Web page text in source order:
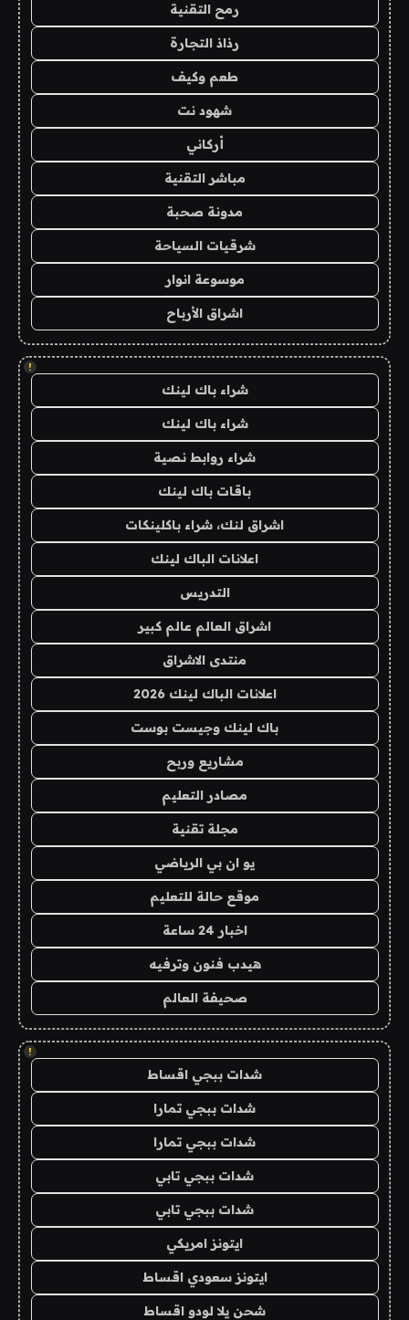
رمح التقنية
رذاذ التجارة
طعم وكيف
شهود نت
أركاني
مباشر التقنية
مدونة صحبة
شرقيات السياحة
موسوعة انوار
اشراق الأرباح
!
شراء باك لينك
شراء باك لينك
شراء روابط نصية
باقات باك لينك
اشراق لنك، شراء باكلينكات
اعلانات الباك لينك
التدريس
اشراق العالم عالم كبير
منتدى الاشراق
اعلانات الباك لينك 2026
باك لينك وجيست بوست
مشاريع وربح
مصادر التعليم
مجلة تقنية
يو ان بي الرياضي
موقع حالة للتعليم
اخبار 24 ساعة
هيدب فنون وترفيه
صحيفة العالم
!
شدات ببجي اقساط
شدات ببجي تمارا
شدات ببجي تمارا
شدات ببجي تابي
شدات ببجي تابي
ايتونز امريكي
ايتونز سعودي اقساط
شحن يلا لودو اقساط